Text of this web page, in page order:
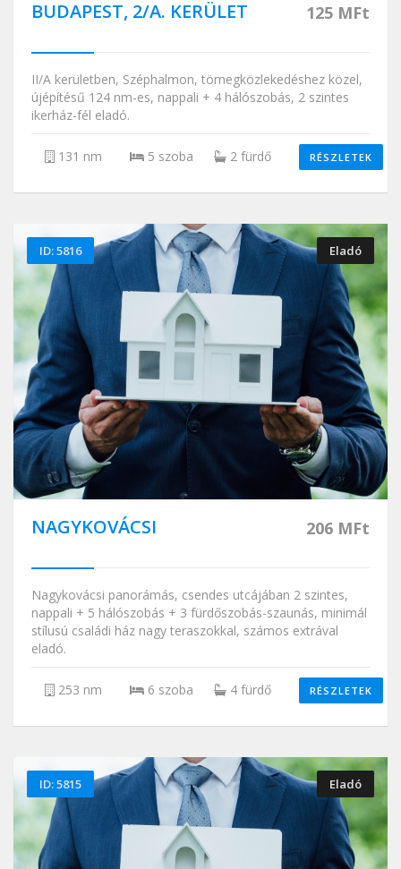
BUDAPEST, 2/A. KERÜLET 125 MFt
II/A kerületben, Széphalmon, tömegközlekedéshez közel,
újépítésű 124 nm-es, nappali + 4 hálószobás, 2 szintes
ikerház-fél eladó.
131 nm 5 szoba 2 fürdő RÉSZLETEK
ID: 5816 Eladó
NAGYKOVÁCSI 206 MFt
Nagykovácsi panorámás, csendes utcájában 2 szintes,
nappali + 5 hálószobás + 3 fürdőszobás-szaunás, minimál
stílusú családi ház nagy teraszokkal, számos extrával
eladó.
253 nm 6 szoba 4 fürdő RÉSZLETEK
ID: 5815 Eladó